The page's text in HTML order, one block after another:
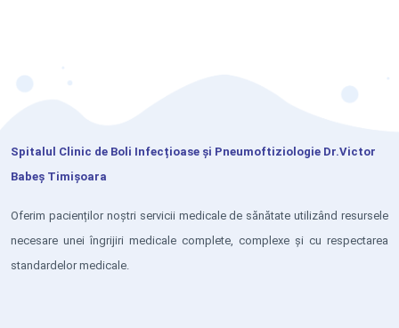
Spitalul Clinic de Boli Infecțioase și Pneumoftiziologie Dr.Victor
Babeș Timișoara
Oferim pacienților noștri servicii medicale de sănătate utilizând resursele
necesare unei îngrijiri medicale complete, complexe și cu respectarea
standardelor medicale.